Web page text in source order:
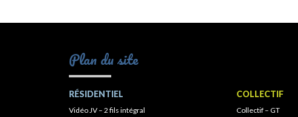
Plan du site
RÉSIDENTIEL
Vidéo JV – 2 fils intégral
COLLECTIF
Collectif – GT